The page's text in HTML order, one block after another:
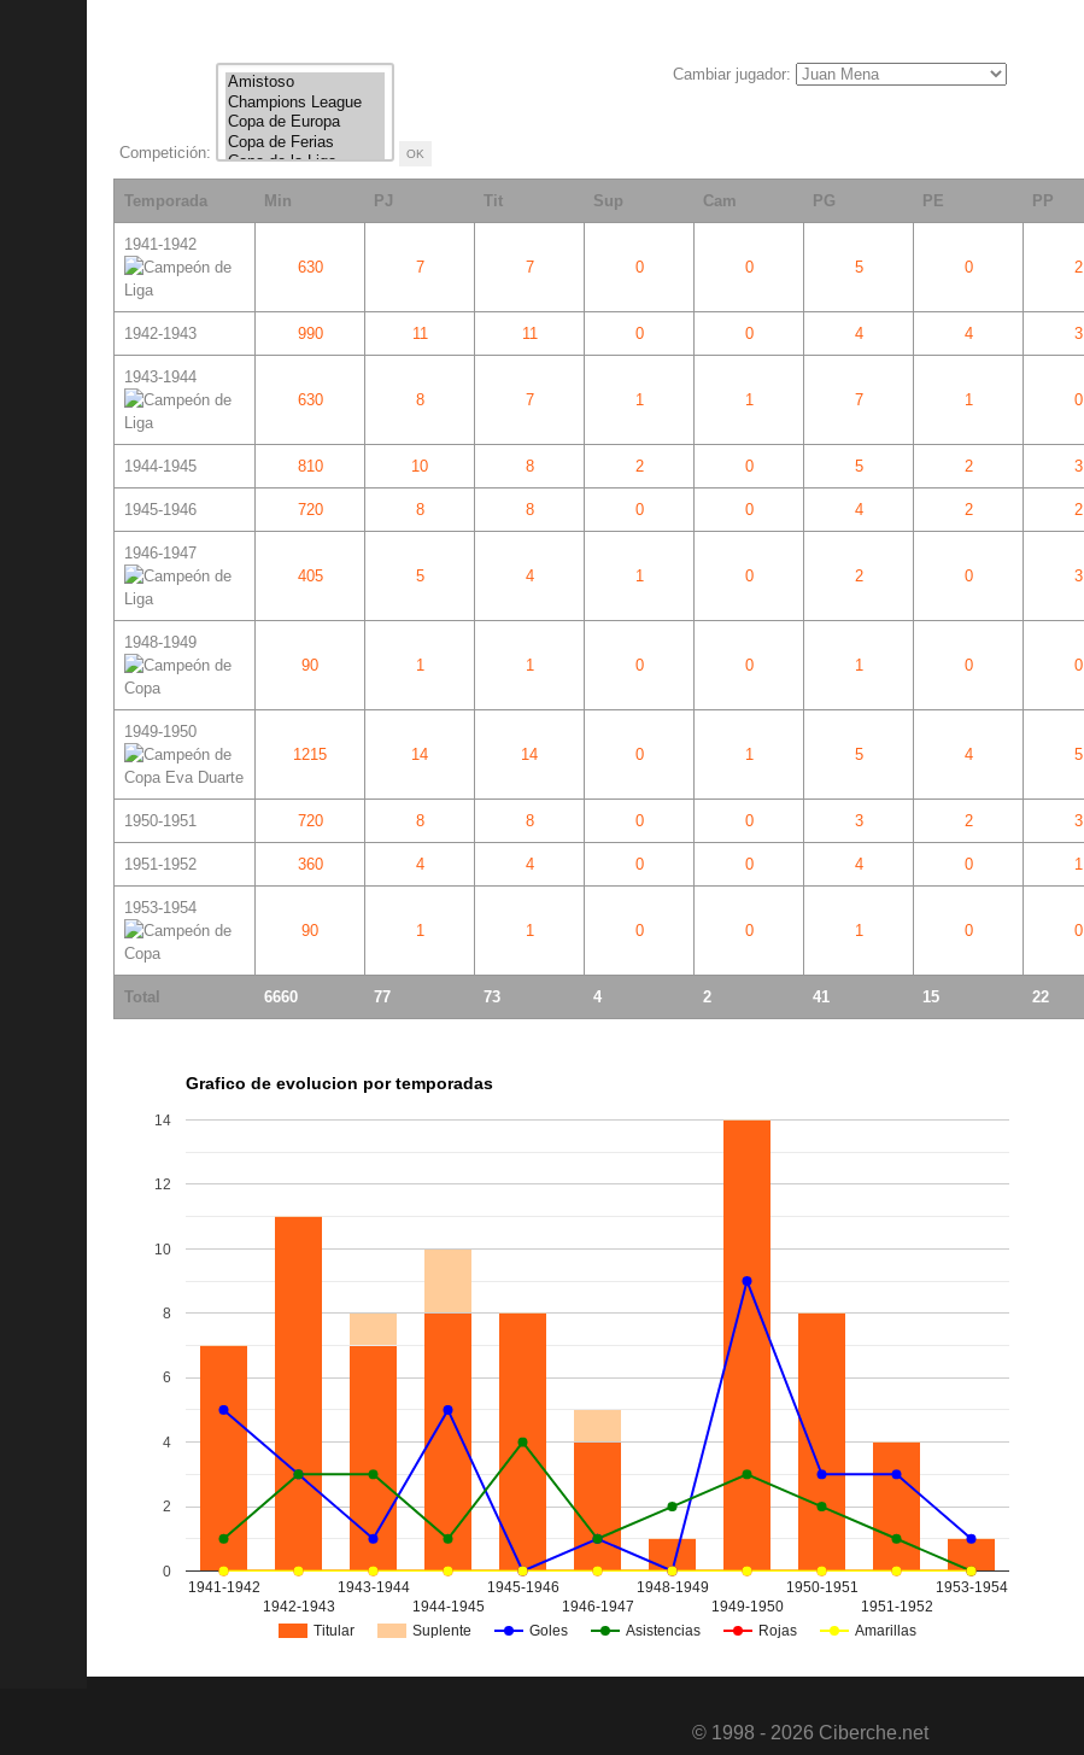
Competición:
Cambiar jugador:
Temporada Min PJ Tit Sup Cam PG PE PP
1941-1942
630
7 7 0 0 5 0 2
1942-1943 990 11 11 0 0 4 4 3
1943-1944
630
8 7 1 1 7 1 0
1944-1945 810 10 8 2 0 5 2 3
1945-1946 720 8 8 0 0 4 2 2
1946-1947
405
5 4 1 0 2 0 3
1948-1949
90
1 1 0 0 1 0 0
1949-1950
1215
14 14 0 1 5 4 5
1950-1951 720 8 8 0 0 3 2 3
1951-1952 360 4 4 0 0 4 0 1
1953-1954
90
1 1 0 0 1 0 0
Total 6660 77 73 4 2 41 15 22
Grafico de evolucion por temporadas
Titular Suplente Goles Asistencias Rojas Amarillas
1941-1942
1942-1943
1943-1944
1944-1945
1945-1946
1946-1947
1948-1949
1949-1950
1950-1951
1951-1952
1953-1954
0
2
4
6
8
10
12
14
© 1998 - 2026 Ciberche.net